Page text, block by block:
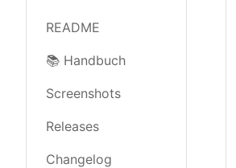
README
📚 Handbuch
Screenshots
Releases
Changelog